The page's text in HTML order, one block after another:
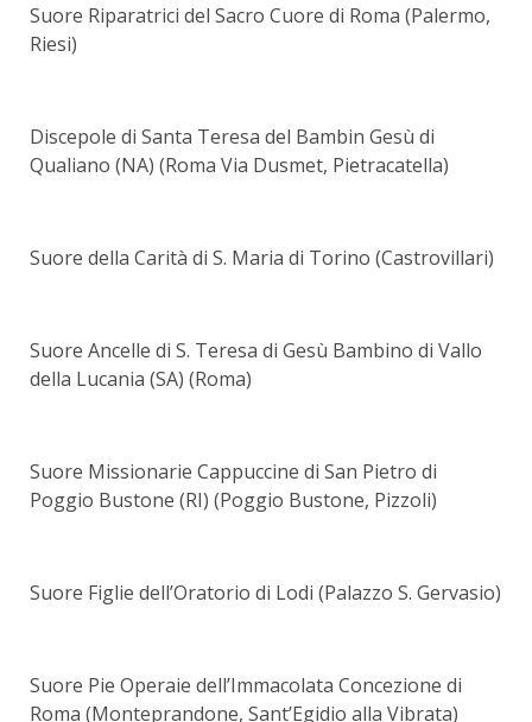
Suore Riparatrici del Sacro Cuore di Roma (Palermo,
Riesi)
Discepole di Santa Teresa del Bambin Gesù di
Qualiano (NA) (Roma Via Dusmet, Pietracatella)
Suore della Carità di S. Maria di Torino (Castrovillari)
Suore Ancelle di S. Teresa di Gesù Bambino di Vallo
della Lucania (SA) (Roma)
Suore Missionarie Cappuccine di San Pietro di
Poggio Bustone (RI) (Poggio Bustone, Pizzoli)
Suore Figlie dell’Oratorio di Lodi (Palazzo S. Gervasio)
Suore Pie Operaie dell’Immacolata Concezione di
Roma (Monteprandone, Sant’Egidio alla Vibrata)